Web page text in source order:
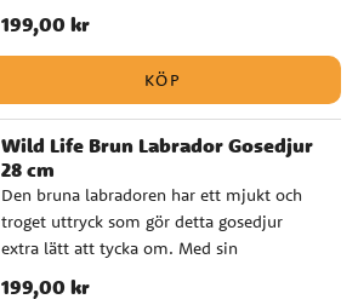
naturtrogna formen och den fina
kvaliteten ger ett varmt och genuint
hundar eller till den lilla som ska få sitt
allra första gosedjur. Passar särskilt bra till
dop, babyshower och andra
omtänksamma gåvor. ✔️ Naturtroget
gosedjur med hög kvalitet ✔️ Godkänd för
spädbarn från 0 månader ✔️ Storlek: 28 cm
Pris:199,00 kr
199,00 kr
KÖP
Wild Life Brun Labrador Gosedjur
28 cm
Den bruna labradoren har ett mjukt och
troget uttryck som gör detta gosedjur
extra lätt att tycka om. Med sin
verklighetstrogna design och fina kvalitet
Pris:199,00 kr
199,00 kr